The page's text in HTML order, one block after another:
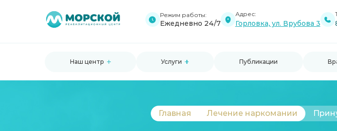
Режим работы:
Ежедневно 24/7
Адрес:
Горловка, ул. Врубова 3
Наш центр Услуги Публикации
Главная Лечение наркомании